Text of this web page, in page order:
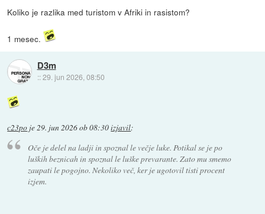
Koliko je razlika med turistom v Afriki in rasistom?
1 mesec.
D3m
::29. jun 2026, 08:50
c23po je29. jun 2026 ob 08:30izjavil:
Oče je delel na ladji in spoznal le večje luke. Potikal se je po
luških beznicah in spoznal le luške prevarante. Zato mu smemo
zaupati le pogojno. Nekoliko več, ker je ugotovil tisti procent
izjem.